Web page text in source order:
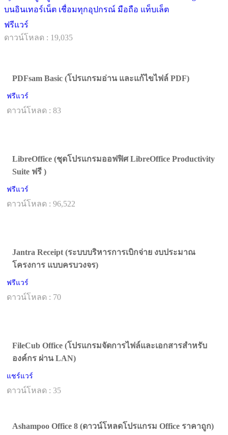
บนอินเทอร์เน็ต เชื่อมทุกอุปกรณ์ มือถือ แท็บเล็ต
ฟรีแวร์
ดาวน์โหลด : 19,035
PDFsam Basic (โปรแกรมอ่าน และแก้ไขไฟล์ PDF)
ฟรีแวร์
ดาวน์โหลด : 83
LibreOffice (ชุดโปรแกรมออฟฟิศ LibreOffice Productivity
Suite ฟรี )
ฟรีแวร์
ดาวน์โหลด : 96,522
Jantra Receipt (ระบบบริหารการเบิกจ่าย งบประมาณ
โครงการ แบบครบวงจร)
ฟรีแวร์
ดาวน์โหลด : 70
FileCub Office (โปรแกรมจัดการไฟล์และเอกสารสำหรับ
องค์กร ผ่าน LAN)
แชร์แวร์
ดาวน์โหลด : 35
Ashampoo Office 8 (ดาวน์โหลดโปรแกรม Office ราคาถูก)